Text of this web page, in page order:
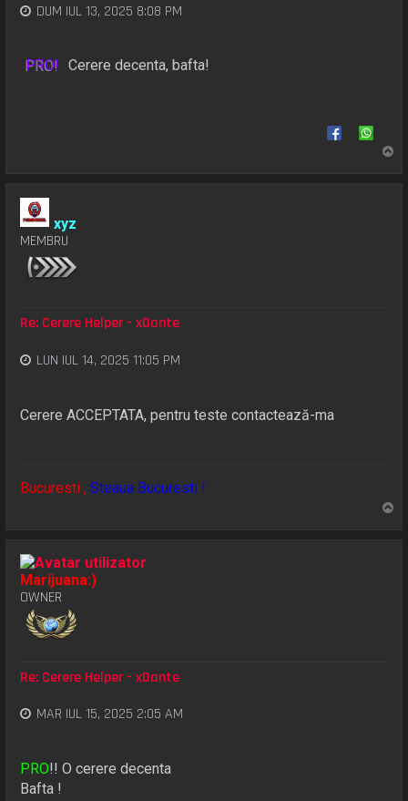
DUM IUL 13, 2025 8:08 PM
PRO! Cerere decenta, bafta!
xyz
MEMBRU
Re: Cerere Helper - xDante
LUN IUL 14, 2025 11:05 PM
Cerere ACCEPTATA, pentru teste contactează-ma
Bucuresti , Steaua Bucuresti !
Marijuana:)
OWNER
Re: Cerere Helper - xDante
MAR IUL 15, 2025 2:05 AM
PRO!! O cerere decenta
Bafta !